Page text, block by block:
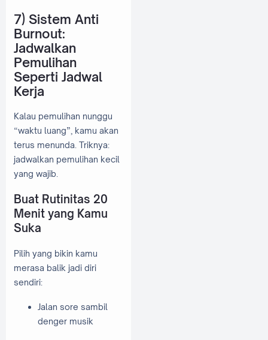
7) Sistem Anti
Burnout:
Jadwalkan
Pemulihan
Seperti Jadwal
Kerja
Kalau pemulihan nunggu
“waktu luang”, kamu akan
terus menunda. Triknya:
jadwalkan pemulihan kecil
yang wajib.
Buat Rutinitas 20
Menit yang Kamu
Suka
Pilih yang bikin kamu
merasa balik jadi diri
sendiri:
Jalan sore sambil
denger musik